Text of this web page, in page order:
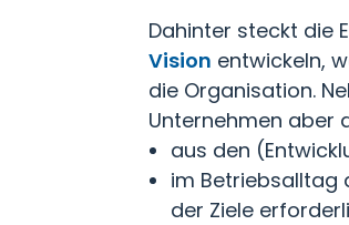
Dahinter steckt die
Vision entwickeln,
die Organisation.
Unternehmen aber
aus den
im Betriebsalltag
der Ziele